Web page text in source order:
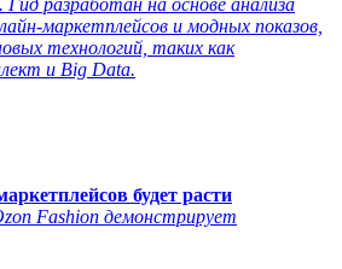
разработан на основе анализа
маркетплейсов и модных показов,
технологий, таких как
и Big Data.
будет расти
Fashion демонстрирует